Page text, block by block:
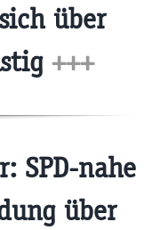
über
+++
SPD-nahe
über